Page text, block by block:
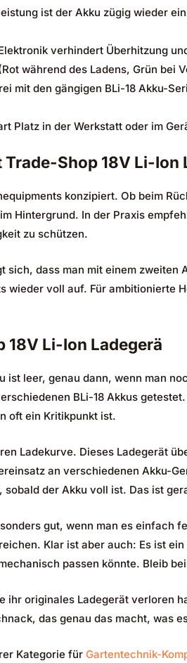
ist der Akku zügig wieder
verhindert Überhitzung
während des Ladens, Grün bei
mit den gängigen BLi-18 Akku-
Platz in der Werkstatt oder im
Shop 18V Li-Ion
konzipiert. Ob beim
Hintergrund. In der Praxis
zu schützen.
sich, dass man mit einem zweiten
voll auf. Für
Li-Ion Ladegerä
ist leer, genau dann, wenn man
BLi-18 Akkus
oft ein Kritikpunkt ist.
Ladekurve. Dieses Ladegerät
an verschiedenen Akku-
der Akku voll ist. Das ist
gut, wenn man es einfach
Klar ist aber auch: Es ist
passen könnte. Bleib
ihr originales Ladegerät
das genau das macht, was
Kategorie für Gartentechnik-